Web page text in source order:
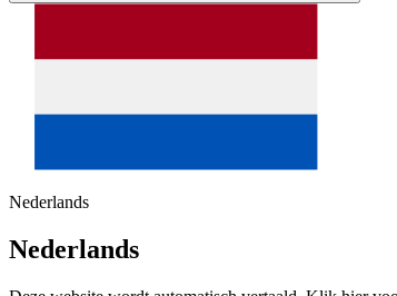
Nederlands
Nederlands